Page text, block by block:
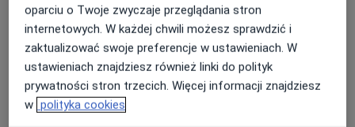
Konsultacja online
Darmowa usługa Szczegóły
+ 8 usług
oparciu o Twoje zwyczaje przeglądania stron
internetowych. W każdej chwili możesz sprawdzić i
zaktualizować swoje preferencje w ustawieniach. W
ustawieniach znajdziesz również linki do polityk
prywatności stron trzecich. Więcej informacji znajdziesz
w polityka cookies